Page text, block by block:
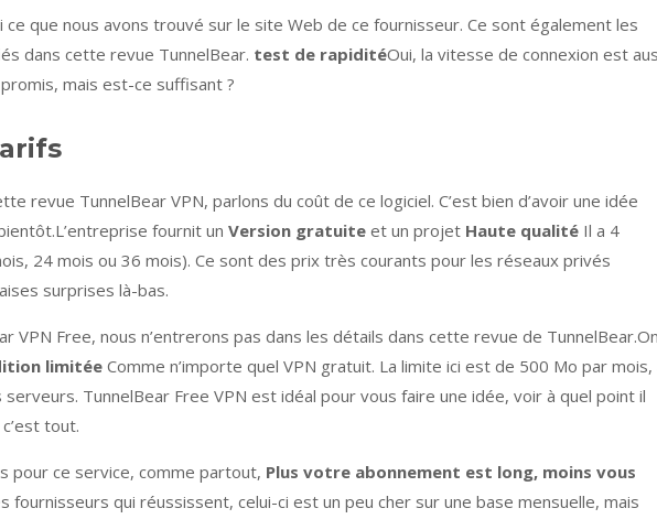
ce que nous avons trouvé sur le site Web de ce fournisseur. Ce sont également les
dans cette revue TunnelBear. test de rapiditéOui, la vitesse de connexion est
mais est-ce suffisant ?
revue TunnelBear VPN, parlons du coût de ce logiciel. C’est bien d’avoir une idée
fournit un Version gratuite et un projet Haute qualité Il a 4
24 mois ou 36 mois). Ce sont des prix très courants pour les réseaux privés
surprises là-bas.
VPN Free, nous n’entrerons pas dans les détails dans cette revue de TunnelBear.On
limitée Comme n’importe quel VPN gratuit. La limite ici est de 500 Mo par mois,
serveurs. TunnelBear Free VPN est idéal pour vous faire une idée, voir à quel point il
tout.
pour ce service, comme partout, Plus votre abonnement est long, moins vous
fournisseurs qui réussissent, celui-ci est un peu cher sur une base mensuelle, mais